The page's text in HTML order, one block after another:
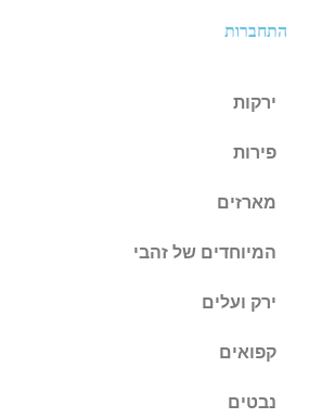
התחברות
ירקות
פירות
מארזים
המיוחדים של זהבי
ירק ועלים
קפואים
נבטים